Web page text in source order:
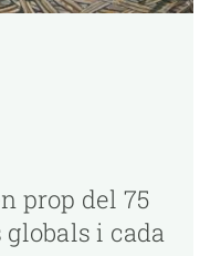
prop del 75
i cada